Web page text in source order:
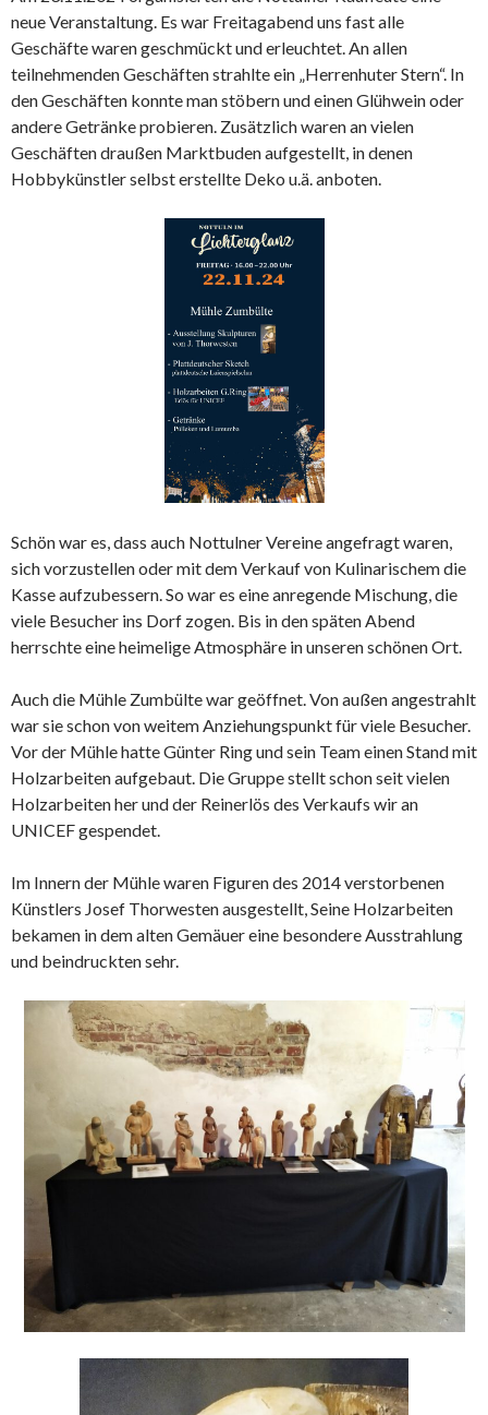
neue Veranstaltung. Es war Freitagabend uns fast alle
Geschäfte waren geschmückt und erleuchtet. An allen
teilnehmenden Geschäften strahlte ein „Herrenhuter Stern“. In
den Geschäften konnte man stöbern und einen Glühwein oder
andere Getränke probieren. Zusätzlich waren an vielen
Geschäften draußen Marktbuden aufgestellt, in denen
Hobbykünstler selbst erstellte Deko u.ä. anboten.
Schön war es, dass auch Nottulner Vereine angefragt waren,
sich vorzustellen oder mit dem Verkauf von Kulinarischem die
Kasse aufzubessern. So war es eine anregende Mischung, die
viele Besucher ins Dorf zogen. Bis in den späten Abend
herrschte eine heimelige Atmosphäre in unseren schönen Ort.
Auch die Mühle Zumbülte war geöffnet. Von außen angestrahlt
war sie schon von weitem Anziehungspunkt für viele Besucher.
Vor der Mühle hatte Günter Ring und sein Team einen Stand mit
Holzarbeiten aufgebaut. Die Gruppe stellt schon seit vielen
Holzarbeiten her und der Reinerlös des Verkaufs wir an
UNICEF gespendet.
Im Innern der Mühle waren Figuren des 2014 verstorbenen
Künstlers Josef Thorwesten ausgestellt, Seine Holzarbeiten
bekamen in dem alten Gemäuer eine besondere Ausstrahlung
und beindruckten sehr.